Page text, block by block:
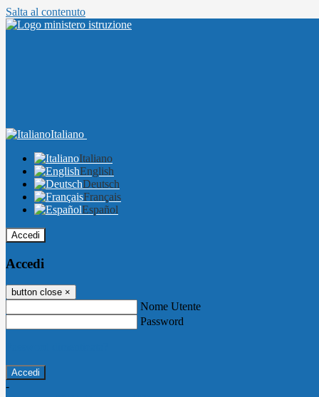
Salta al contenuto
Italiano
Italiano
English
Deutsch
Français
Español
Accedi
Accedi
button close ×
Nome Utente
Password
-